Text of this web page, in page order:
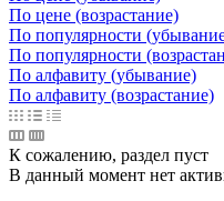
По цене (возрастание)
По популярности
По популярности
По алфавиту (убывание)
По алфавиту (возрастание)
К сожалению, раздел пуст
В данный момент нет